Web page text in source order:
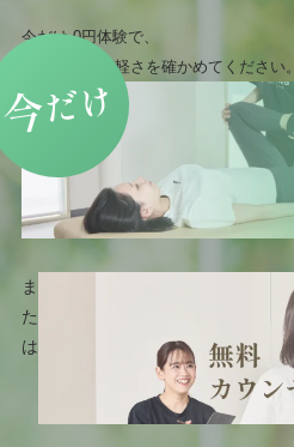
今だけ 0円体験で、
まずは身体の軽さを確かめてください。
だけ
ま
た
は